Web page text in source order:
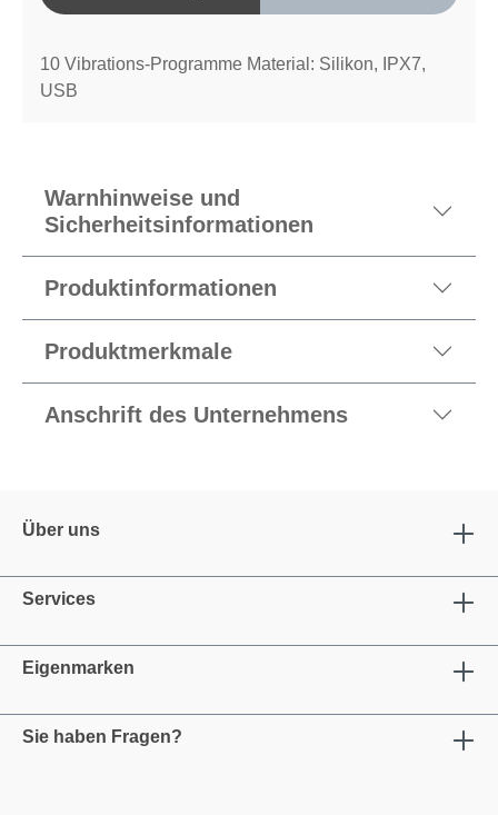
10 Vibrations-Programme Material: Silikon, IPX7,
USB
Warnhinweise und
Sicherheitsinformationen
Produktinformationen
Produktmerkmale
Anschrift des Unternehmens
Über uns
Services
Eigenmarken
Sie haben Fragen?